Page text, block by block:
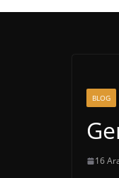
BLOG
16